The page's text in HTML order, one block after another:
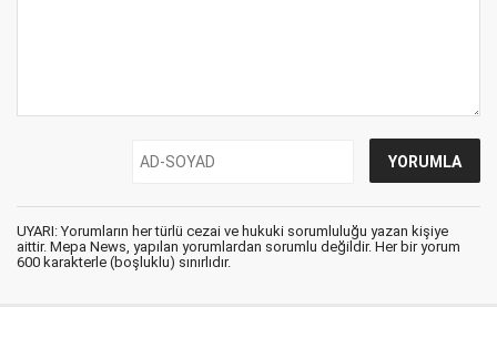
UYARI: Yorumların her türlü cezai ve hukuki sorumluluğu yazan kişiye
aittir. Mepa News, yapılan yorumlardan sorumlu değildir. Her bir yorum
600 karakterle (boşluklu) sınırlıdır.